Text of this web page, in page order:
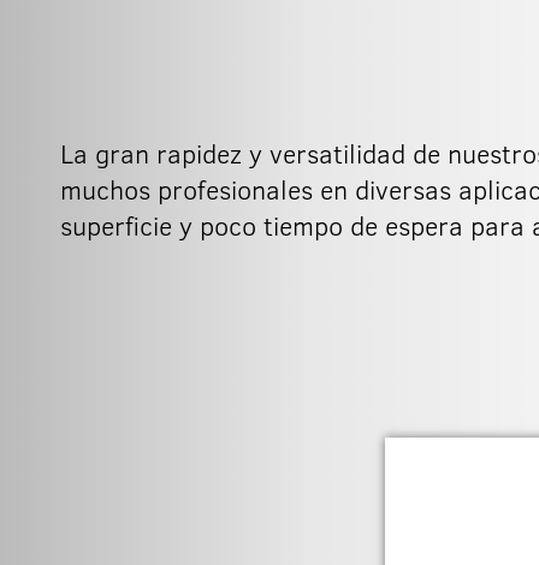
La gran rapidez y versatilidad de
muchos profesionales en diversas
superficie y poco tiempo de espera